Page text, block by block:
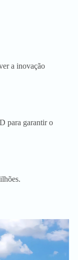
a inovação
para garantir o